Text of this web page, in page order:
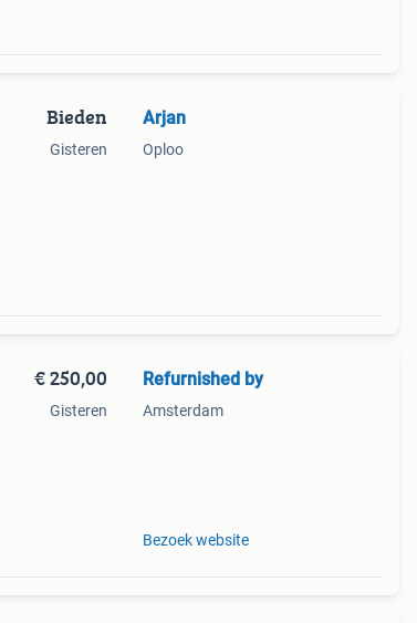
Bieden
Gisteren
Arjan
Oploo
€ 250,00
Gisteren
Refurnished by
Amsterdam
Bezoek website